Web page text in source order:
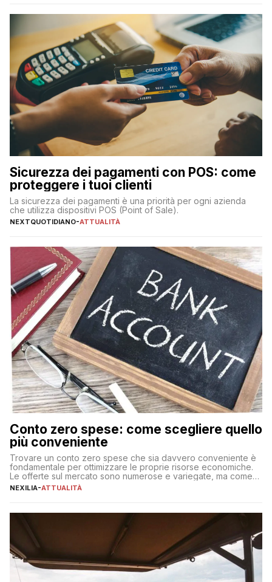
Sicurezza dei pagamenti con POS: come
proteggere i tuoi clienti
La sicurezza dei pagamenti è una priorità per ogni azienda
che utilizza dispositivi POS (Point of Sale).
NEXTQUOTIDIANO-ATTUALITÀ
Conto zero spese: come scegliere quello
più conveniente
Trovare un conto zero spese che sia davvero conveniente è
fondamentale per ottimizzare le proprie risorse economiche.
Le offerte sul mercato sono numerose e variegate, ma come
individuare quella più adatta alle proprie esigenze senza
sul […]
NEXILIA-ATTUALITÀ